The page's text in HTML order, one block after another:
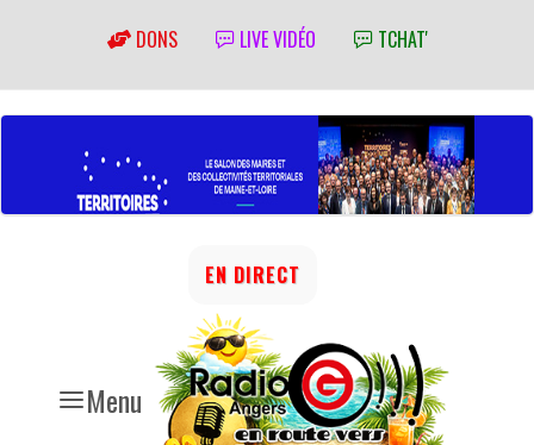
DONS LIVE VIDÉO TCHAT'
Menu
EN DIRECT